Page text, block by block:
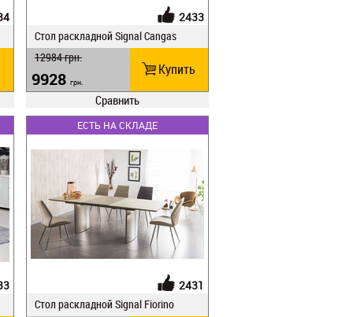
2433
Стол раскладной Signal Cangas
12984грн.
9928 грн.
Купить
Сравнить
ЕСТЬ НА СКЛАДЕ
2431
Стол раскладной Signal Fiorino